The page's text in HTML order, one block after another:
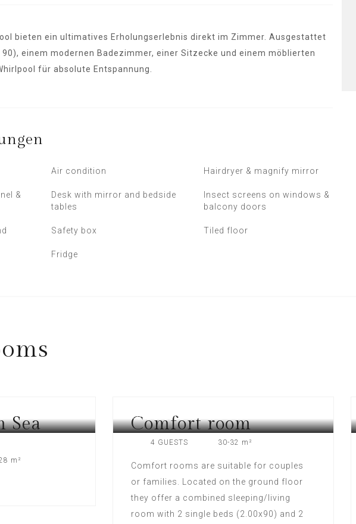
bieten ein ultimatives Erholungserlebnis direkt im Zimmer. Ausgestattet
einem modernen Badezimmer, einer Sitzecke und einem möblierten
für absolute Entspannung.
Air condition Hairdryer & magnify mirror
&
Desk with mirror and bedside
tables
Insect screens on windows &
balcony doors
Safety box Tiled floor
Fridge
Sea
m²
KOS, GREECE
Comfort room
4 GUESTS 30-32 m²
Comfort rooms are suitable for couples
or families. Located on the ground floor
they offer a combined sleeping/living
room with 2 single beds (2.00x90) and 2